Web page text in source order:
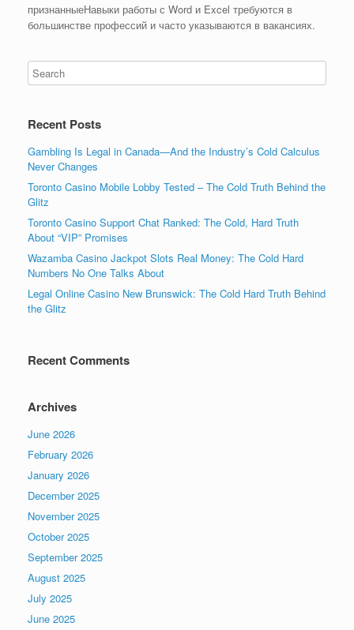
признанныеНавыки работы с Word и Excel требуются в
большинстве профессий и часто указываются в вакансиях.
Recent Posts
Gambling Is Legal in Canada—And the Industry’s Cold Calculus
Never Changes
Toronto Casino Mobile Lobby Tested – The Cold Truth Behind the
Glitz
Toronto Casino Support Chat Ranked: The Cold, Hard Truth
About “VIP” Promises
Wazamba Casino Jackpot Slots Real Money: The Cold Hard
Numbers No One Talks About
Legal Online Casino New Brunswick: The Cold Hard Truth Behind
the Glitz
Recent Comments
Archives
June 2026
February 2026
January 2026
December 2025
November 2025
October 2025
September 2025
August 2025
July 2025
June 2025